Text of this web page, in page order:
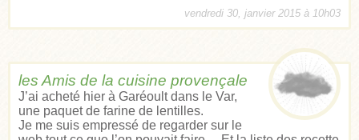
vendredi 30, janvier 2015 à 10h03
les Amis de la cuisine provençale
J’ai acheté hier à Garéoult dans le Var,
une paquet de farine de lentilles.
Je me suis empressé de regarder sur le